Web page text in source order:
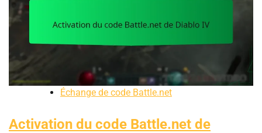
Échange de code Battle.net
Activation du code Battle.net de